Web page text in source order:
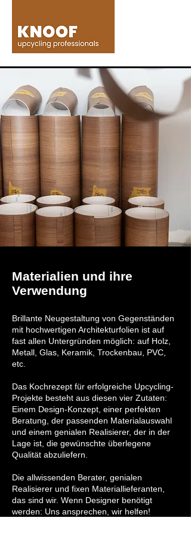
Materialien und ihre
Verwendung
Brillante Neugestaltung von Gegenständen
mit hochwertigen Architekturfolien ist auf
fast allen Untergründen möglich: auf Holz,
Metall, Glas, Keramik, Trockenbau, PVC,
etc.
Das Kochrezept für erfolgreiche Upcycling-
Projekte besteht aus diesen vier Zutaten:
Einem Design-Konzept, einer perfekten
Beratung, der passenden Materialauswahl
und einem genialen Realisierer, der in der
Lage ist, die gewünschte überlegene
Qualität abzuliefern.
Die allwissenden Berater, genialen
Realisierer und fixen Materiallieferanten,
das sind wir. Wenn Designer benötigt
werden: Uns ansprechen, wir helfen!